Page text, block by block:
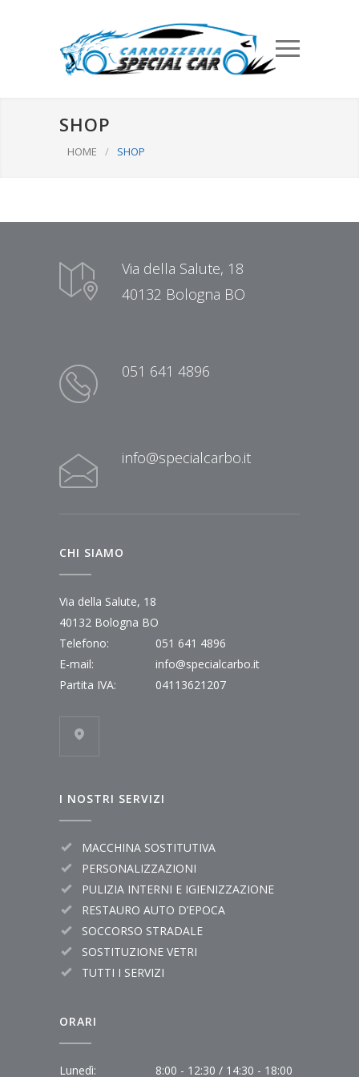
SHOP
HOME / SHOP
Via della Salute, 18
40132 Bologna BO
051 641 4896
info@specialcarbo.it
CHI SIAMO
Via della Salute, 18
40132 Bologna BO
Telefono:
051 641 4896
E-mail:
info@specialcarbo.it
Partita IVA:
04113621207
I NOSTRI SERVIZI
MACCHINA SOSTITUTIVA
PERSONALIZZAZIONI
PULIZIA INTERNI E IGIENIZZAZIONE
RESTAURO AUTO D’EPOCA
SOCCORSO STRADALE
SOSTITUZIONE VETRI
TUTTI I SERVIZI
ORARI
Lunedì: 8:00 - 12:30 / 14:30 - 18:00